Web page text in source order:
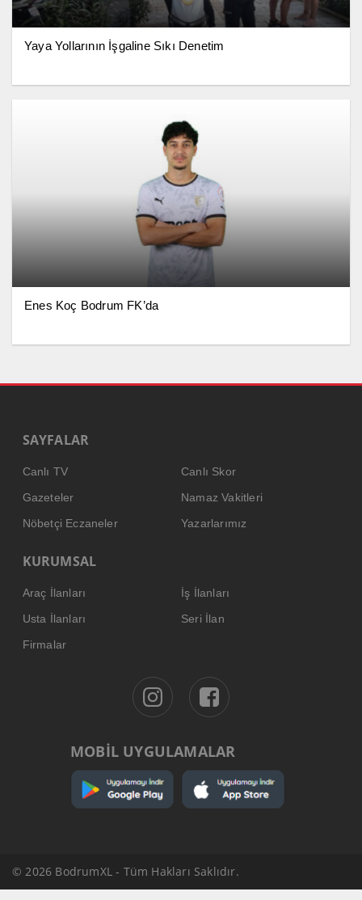
Yaya Yollarının İşgaline Sıkı Denetim
Enes Koç Bodrum FK’da
SAYFALAR
Canlı TV
Canlı Skor
Gazeteler
Namaz Vakitleri
Nöbetçi Eczaneler
Yazarlarımız
KURUMSAL
Araç İlanları
İş İlanları
Usta İlanları
Seri İlan
Firmalar
MOBİL UYGULAMALAR
© 2026 BodrumXL - Tüm Hakları Saklıdır.